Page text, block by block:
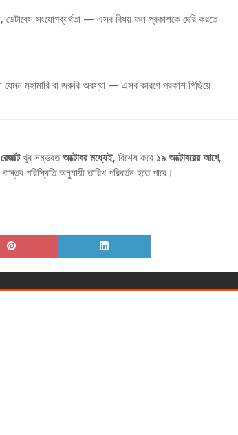
ডেটাবেস সংযোগব্যর্থতা — এসব বিষয় ফল প্রকাশকে দেরি করতে
মহামারি বা জরুরি অবস্থা — এসব কারণে প্রকাশ পিছিয়ে
খুব সম্ভবতঅক্টোবর মধ্যেই, বিশেষ করে ১৯ অক্টোবরের আগে,
পরিস্থিতি অনুযায়ী তারিখ পরিবর্তন হতে পারে।